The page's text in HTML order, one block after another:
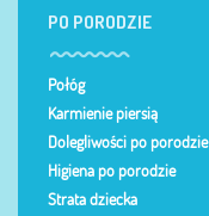
PO PORODZIE
Połóg
Karmienie piersią
Dolegliwości po porodzie
Higiena po porodzie
Strata dziecka